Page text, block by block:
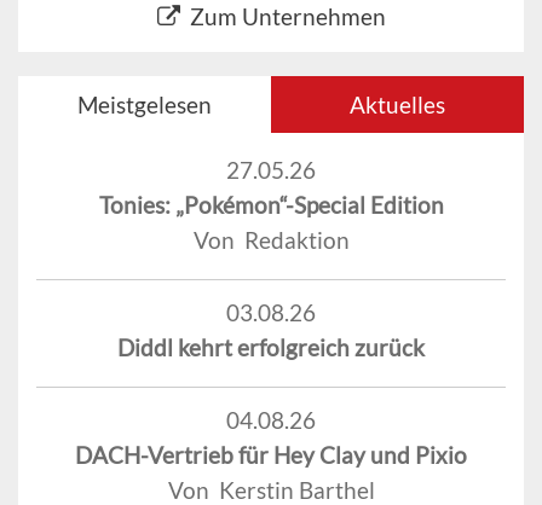
Zum Unternehmen
Meistgelesen Aktuelles
27.05.26
Tonies: „Pokémon“-Special Edition
Von Redaktion
03.08.26
Diddl kehrt erfolgreich zurück
04.08.26
DACH-Vertrieb für Hey Clay und Pixio
Von Kerstin Barthel